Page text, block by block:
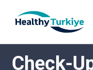
p
Check-